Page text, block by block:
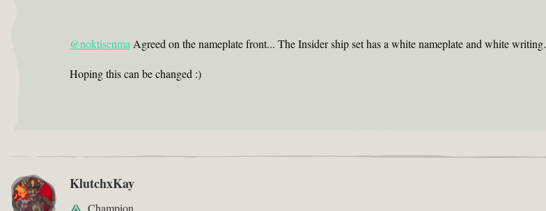
@noktisenmaAgreed on the nameplate front... The Insider ship set has a white nameplate and white writing.
Hoping this can be changed :)
KlutchxKay